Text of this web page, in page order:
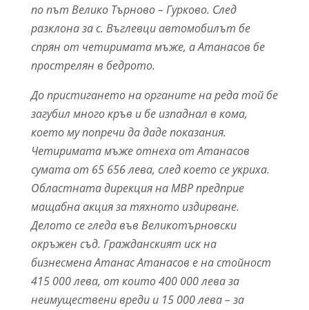
по път Велико Търново – Гурково. След
разклона за с. Въглевци автомобилът бе
спрян от четиримата мъже, а Атанасов бе
прострелян в бедрото.
До пристигането на органите на реда той бе
загубил много кръв и бе изпаднал в кома,
което му попречи да даде показания.
Четиримата мъже отнеха от Атанасов
сумата от 65 656 лева, след което се укриха.
Областната дирекция на МВР предприе
мащабна акция за тяхното издирване.
Делото се гледа във Великотърновски
окръжен съд. Гражданският иск на
бизнесмена Атанас Атанасов е на стойност
415 000 лева, от които 400 000 лева за
неимуществени вреди и 15 000 лева – за